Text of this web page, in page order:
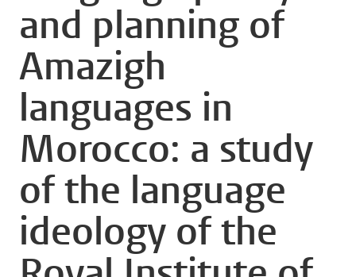
and planning of
Amazigh
languages in
Morocco: a study
of the language
ideology of the